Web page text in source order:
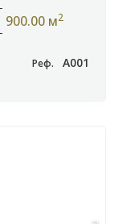
900.00 м2
Реф. A001